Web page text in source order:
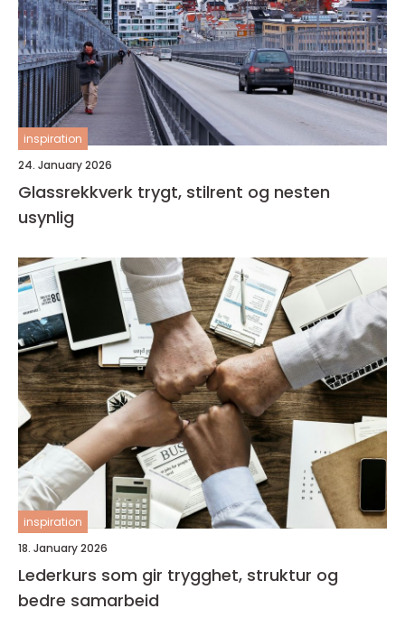
inspiration
24. January 2026
Glassrekkverk trygt, stilrent og nesten
usynlig
inspiration
18. January 2026
Lederkurs som gir trygghet, struktur og
bedre samarbeid